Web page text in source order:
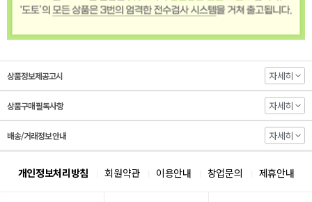
상품정보제공고시 자세히
상품구매 필독사항 자세히
배송/거래정보 안내 자세히
개인정보처리방침 회원약관 이용안내 창업문의 제휴안내